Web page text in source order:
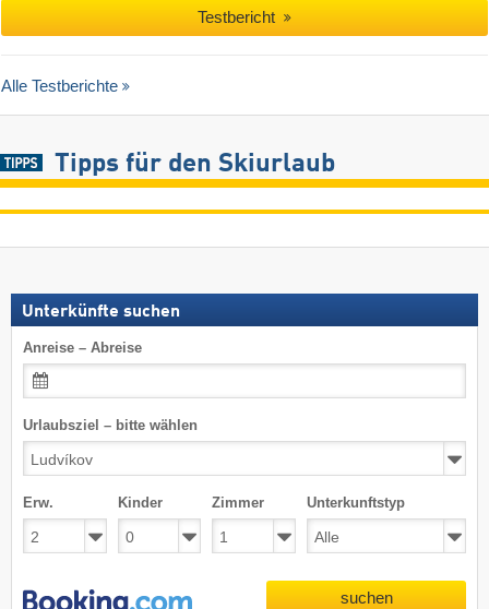
Testbericht
Alle Testberichte
Tipps für den Skiurlaub
Unterkünfte suchen
Anreise – Abreise
Urlaubsziel – bitte wählen
Erw. Kinder Zimmer Unterkunftstyp
suchen